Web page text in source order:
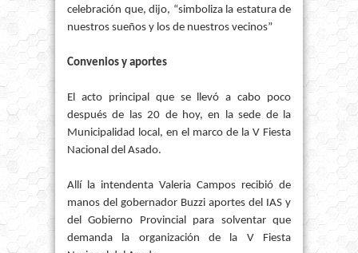
celebración que, dijo, “simboliza la estatura de
nuestros sueños y los de nuestros vecinos”
Convenios y aportes
El acto principal que se llevó a cabo poco
después de las 20 de hoy, en la sede de la
Municipalidad local, en el marco de la V Fiesta
Nacional del Asado.
Allí la intendenta Valeria Campos recibió de
manos del gobernador Buzzi aportes del IAS y
del Gobierno Provincial para solventar que
demanda la organización de la V Fiesta